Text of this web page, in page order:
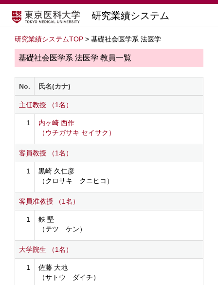
研究業績システム
研究業績システムTOP > 基礎社会医学系 法医学
基礎社会医学系 法医学 教員一覧
No. 氏名(カナ)
主任教授 （1名）
1
内ヶ崎 西作
（ウチガサキ セイサク）
客員教授 （1名）
1
黒崎 久仁彦
（クロサキ クニヒコ）
客員准教授 （1名）
1
鉄 堅
（テツ ケン）
大学院生 （1名）
1
佐藤 大地
（サトウ ダイチ）